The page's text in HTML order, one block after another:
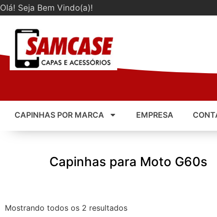
Olá! Seja Bem Vindo(a)!
CAPINHAS POR MARCA EMPRESA
Capinhas para Moto G60s
Mostrando todos os 2 resultados